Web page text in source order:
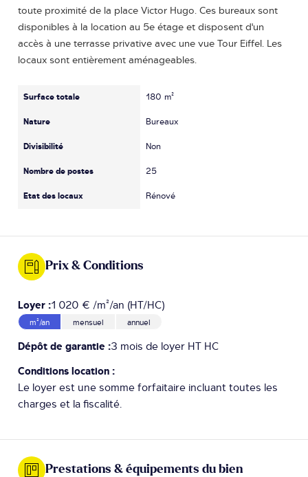
toute proximité de la place Victor Hugo. Ces bureaux sont
disponibles à la location au 5e étage et disposent d'un
accès à une terrasse privative avec une vue Tour Eiffel. Les
locaux sont entièrement aménageables.
Surface totale
Nature
Divisibilité
Nombre de postes
Etat des locaux
180 m²
Bureaux
Non
25
Rénové
Prix & Conditions
Loyer :1 020 € /m²/an (HT/HC)
m²/an mensuel annuel
Dépôt de garantie :3 mois de loyer HT HC
Conditions location :
Le loyer est une somme forfaitaire incluant toutes les
charges et la fiscalité.
Prestations & équipements du bien